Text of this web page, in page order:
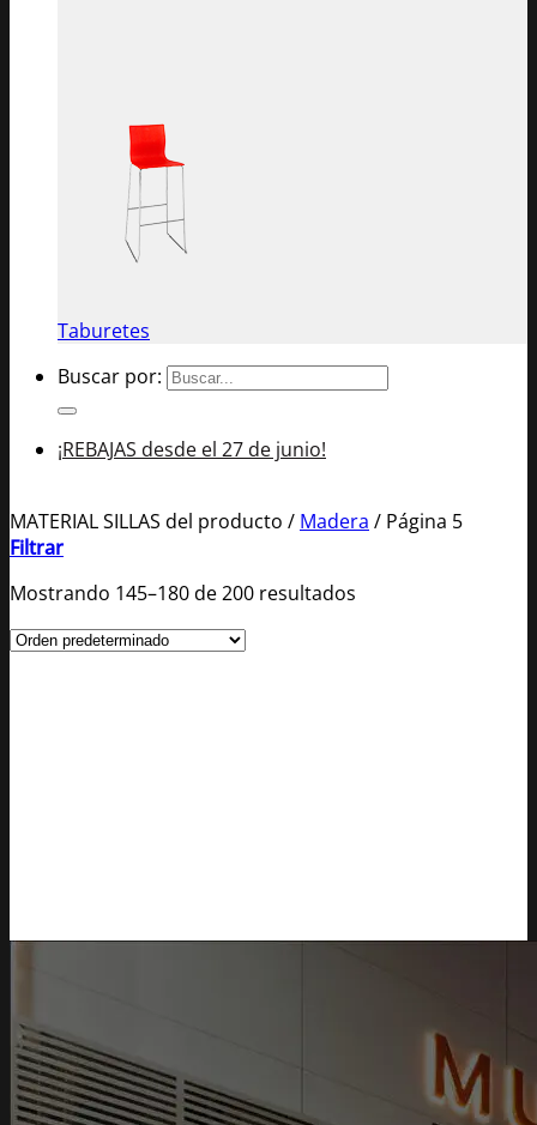
Taburetes
Buscar por:
¡REBAJAS desde el 27 de junio!
MATERIAL SILLAS del producto / Madera / Página 5
Filtrar
Mostrando 145–180 de 200 resultados